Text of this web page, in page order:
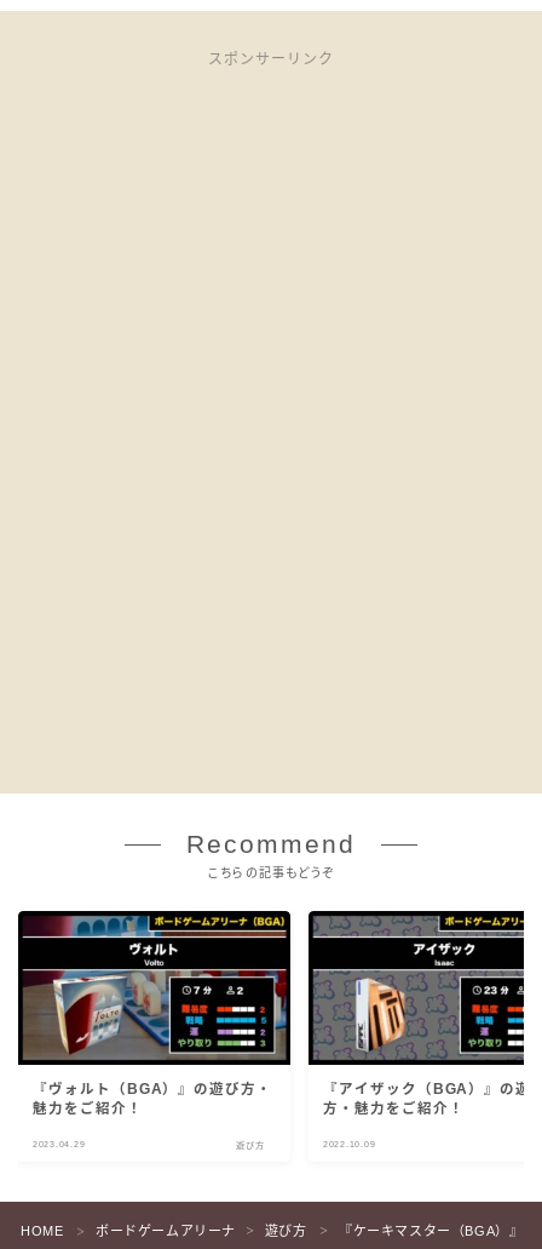
スポンサーリンク
Recommend
こちらの記事もどうぞ
『ヴォルト（BGA）』の遊び方・
魅力をご紹介！
2023.04.29 遊び方
『アイザック（BGA）』の遊
方・魅力をご紹介！
2022.10.09
HOME ＞ ボードゲームアリーナ ＞ 遊び方 ＞ 『ケーキマスター（BGA）』